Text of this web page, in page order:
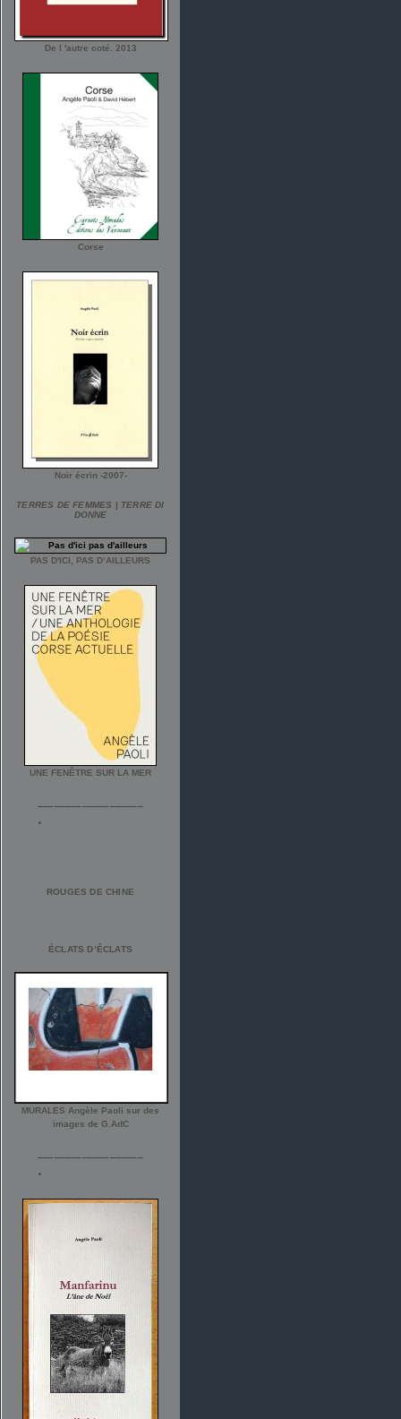
De l 'autre coté. 2013
Corse
Noir écrin -2007-
TERRES DE FEMMES | TERRE DI
DONNE
PAS D'ICI, PAS D’AILLEURS
UNE FENÊTRE SUR LA MER
ROUGES DE CHINE
ÉCLATS D’ÉCLATS
MURALES Angèle Paoli sur des
images de G.AdC